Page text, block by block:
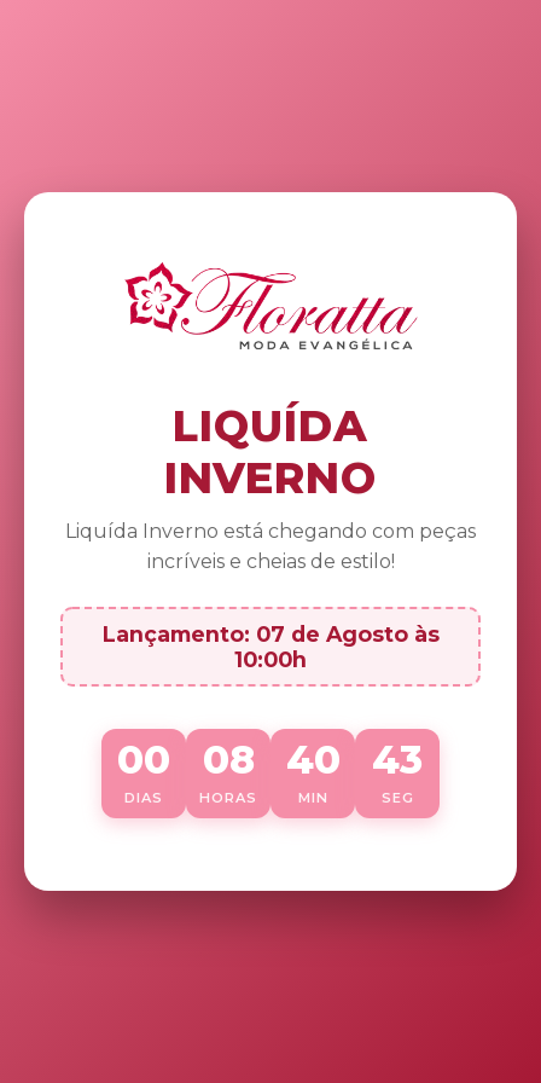
LIQUÍDA
INVERNO
Liquída Inverno está chegando com peças
incríveis e cheias de estilo!
Lançamento: 07 de Agosto às
10:00h
00
DIAS
08
HORAS
40
MIN
43
SEG